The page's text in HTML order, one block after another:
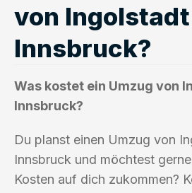
von
Innsbruck?
Was kostet ein Umzug von
Innsbruck?
Du planst einen Umzug von
Innsbruck und möchtest
Kosten auf dich zukommen?